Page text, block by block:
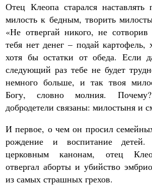
Отец Клеопа старался наставлять
милость к бедным, творить
«Не отвергай никого, не
тебя нет денег – подай картофель,
хотя бы остатки от обеда. Если
следующий раз тебе не будет
немного больше, и так твоя
Богу, словно молния.
добродетели связаны: милостыня и
И первое, о чем он просил
рождение и воспитание
церковным канонам, отец
отвергал аборты и убийство
из самых страшных грехов.